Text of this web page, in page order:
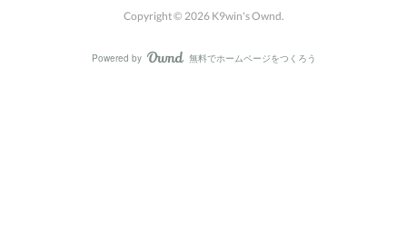
Copyright © 2026 K9win's Ownd.
Powered by AmebaOwnd
無料でホームページをつくろう